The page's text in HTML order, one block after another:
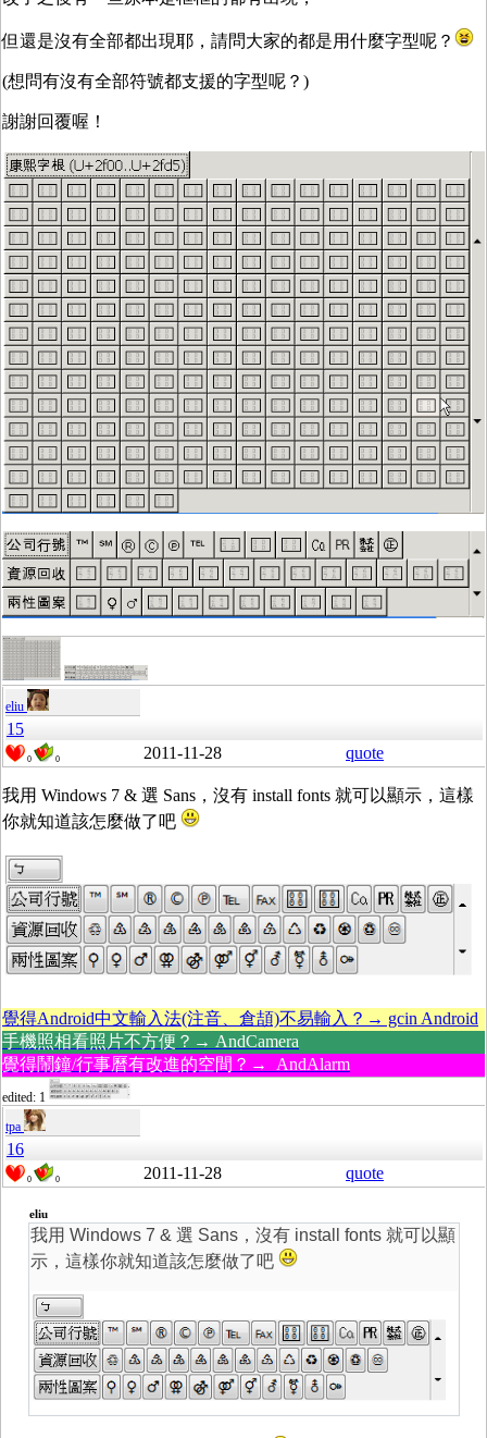
但還是沒有全部都出現耶，請問大家的都是用什麼字型呢？
(想問有沒有全部符號都支援的字型呢？)
謝謝回覆喔！
eliu
15
0 0 2011-11-28 quote
我用 Windows 7 & 選 Sans，沒有 install fonts 就可以顯示，這樣
你就知道該怎麼做了吧
覺得Android中文輸入法(注音、倉頡)不易輸入？→ gcin Android
手機照相看照片不方便？→ AndCamera
覺得鬧鐘/行事曆有改進的空間？→ AndAlarm
edited: 1
tpa
16
0 0 2011-11-28 quote
eliu
我用 Windows 7 & 選 Sans，沒有 install fonts 就可以顯
示，這樣你就知道該怎麼做了吧